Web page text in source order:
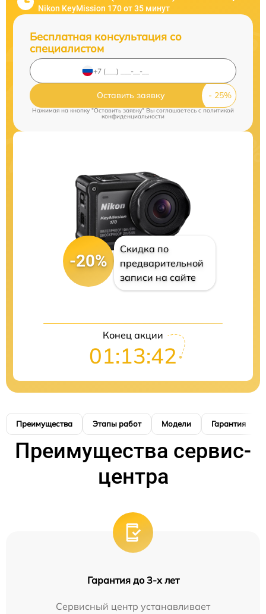
Nikon KeyMission 170 от 35 минут
Бесплатная консультация со
специалистом
Оставить заявку
Нажимая на кнопку "Оставить заявку" Вы соглашаетесь cполитикой
конфиденциальности
-20%
Скидка по
предварительной
записи на сайте
Конец акции
01:13:42
Преимущества Этапы работ Модели Гарантия
Преимущества сервис-
центра
Гарантия до 3-х лет
Сервисный центр устанавливает